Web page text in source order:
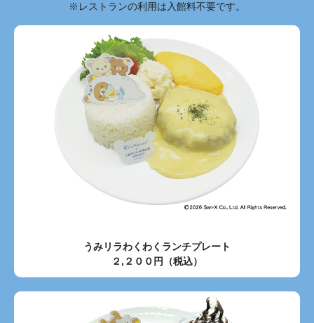
※レストランの利用は入館料不要です。
うみリラわくわくランチプレート
２,２００円（税込）